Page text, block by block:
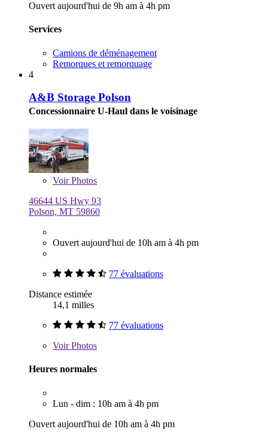
Ouvert aujourd'hui de 9h am à 4h pm
Services
Camions de déménagement
Remorques et remorquage
4
A&B Storage Polson
Concessionnaire U-Haul dans le voisinage
VoirPhotos
46644 US Hwy 93
Polson, MT 59860
Ouvert aujourd'hui de 10h am à 4h pm
77 évaluations
Distance estimée
14,1 milles
77 évaluations
VoirPhotos
Heures normales
Lun - dim : 10h am à 4h pm
Ouvert aujourd'hui de 10h am à 4h pm